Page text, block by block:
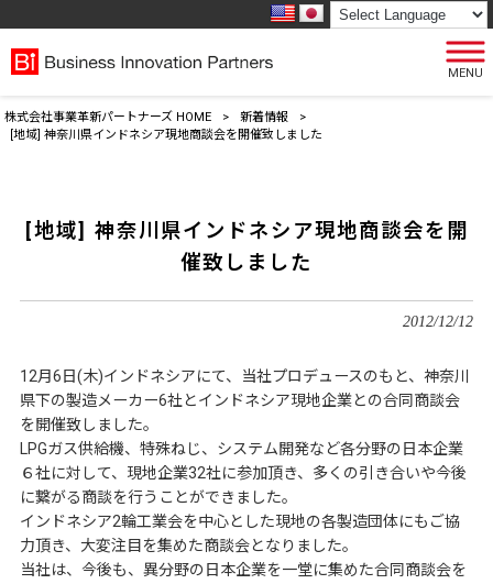
MENU
株式会社事業革新パートナーズ HOME > 新着情報
>
[地域] 神奈川県インドネシア現地商談会を開催致しました
[地域] 神奈川県インドネシア現地商談会を開
催致しました
2012/12/12
12月6日(木)インドネシアにて、当社プロデュースのもと、神奈川
県下の製造メーカー6社とインドネシア現地企業との合同商談会
を開催致しました。
LPGガス供給機、特殊ねじ、システム開発など各分野の日本企業
６社に対して、現地企業32社に参加頂き、多くの引き合いや今後
に繋がる商談を行うことができました。
インドネシア2輪工業会を中心とした現地の各製造団体にもご協
力頂き、大変注目を集めた商談会となりました。
当社は、今後も、異分野の日本企業を一堂に集めた合同商談会を